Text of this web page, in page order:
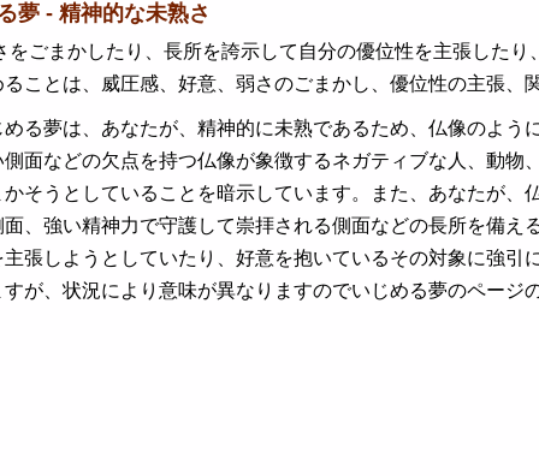
夢 - 精神的な未熟さ
ごまかしたり、長所を誇示して自分の優位性を主張したり
ことは、威圧感、好意、弱さのごまかし、優位性の主張、
る夢は、あなたが、精神的に未熟であるため、仏像のよ
面などの欠点を持つ仏像が象徴するネガティブな人、動
そうとしていることを暗示しています。また、あなたが
、強い精神力で守護して崇拝される側面などの長所を備
張しようとしていたり、好意を抱いているその対象に強
が、状況により意味が異なりますのでいじめる夢のページ